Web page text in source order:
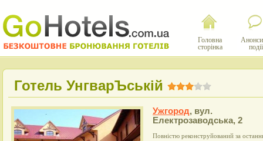
Головна
сторінка
події
Готель УнгварЪській
Ужгород, вул.
Електрозаводська, 2
Повністю реконструйований за